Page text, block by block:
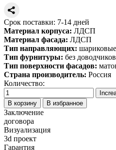
Срок поставки: 7-14 дней
Материал корпуса: ЛДСП
Материал фасада: ЛДСП
Тип направляющих: шариковые
Тип фурнитуры: без доводчиков
Тип поверхности фасадов:
Страна производитель: Россия
Количество:
В корзину В избранное
Заключение
договора
Визуализация
3d проект
Гарантия